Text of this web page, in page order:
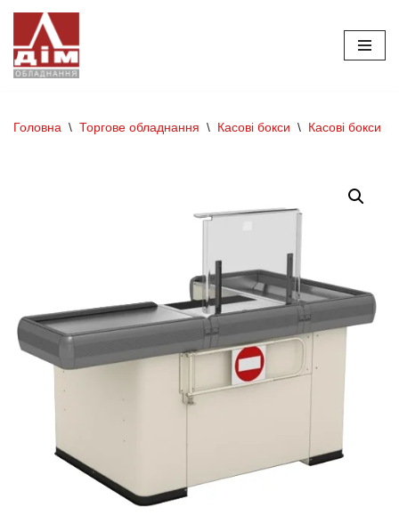
Перейти
до
Головна \ Торгове обладнання \ Касові бокси \ Касові бокси